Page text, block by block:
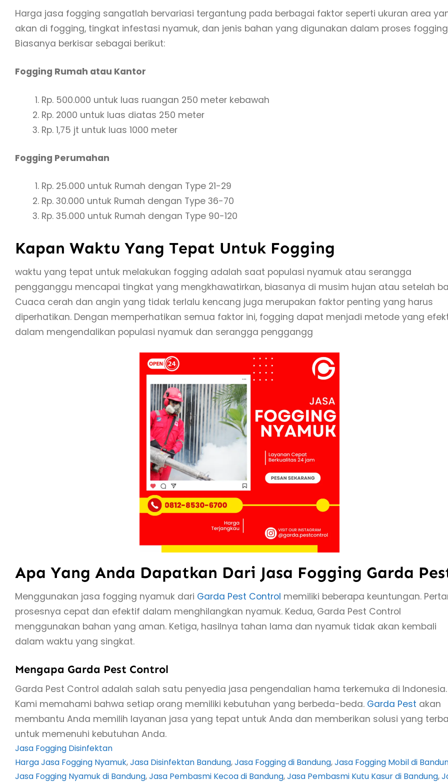
Harga jasa fogging sangatlah bervariasi tergantung pada berbagai faktor seperti ukuran area
akan di fogging, tingkat infestasi nyamuk, dan jenis bahan yang digunakan dalam proses
Biasanya berkisar sebagai berikut:
Fogging Rumah atau Kantor
Rp. 500.000 untuk luas ruangan 250 meter kebawah
Rp. 2000 untuk luas diatas 250 meter
Rp. 1,75 jt untuk luas 1000 meter
Fogging Perumahan
Rp. 25.000 untuk Rumah dengan Type 21-29
Rp. 30.000 untuk Rumah dengan Type 36-70
Rp. 35.000 untuk Rumah dengan Type 90-120
Kapan Waktu Yang Tepat Untuk Fogging
waktu yang tepat untuk melakukan fogging adalah saat populasi nyamuk atau serangga
pengganggu mencapai tingkat yang mengkhawatirkan, biasanya di musim hujan atau setelah
Cuaca cerah dan angin yang tidak terlalu kencang juga merupakan faktor penting yang harus
diperhatikan. Dengan memperhatikan semua faktor ini, fogging dapat menjadi metode yang
dalam mengendalikan populasi nyamuk dan serangga penggangg
Apa Yang Anda Dapatkan Dari Jasa Fogging Garda
Menggunakan jasa fogging nyamuk dari Garda Pest Control memiliki beberapa keuntungan.
prosesnya cepat dan efektif dalam menghilangkan nyamuk. Kedua, Garda Pest Control
menggunakan bahan yang aman. Ketiga, hasilnya tahan lama dan nyamuk tidak akan kembali
dalam waktu yang singkat.
Mengapa Garda Pest Control
Garda Pest Control adalah salah satu penyedia jasa pengendalian hama terkemuka di Indonesia.
Kami memahami bahwa setiap orang memiliki kebutuhan yang berbeda-beda. Garda Pest akan
membantu Anda memilih layanan jasa yang tepat untuk Anda dan memberikan solusi yang
untuk memenuhi kebutuhan Anda.
Jasa Fogging Disinfektan
Harga Jasa Fogging Nyamuk, Jasa Disinfektan Bandung, Jasa Fogging di Bandung, Jasa Fogging Mobil di
Jasa Fogging Nyamuk di Bandung, Jasa Pembasmi Kecoa di Bandung, Jasa Pembasmi Kutu Kasur di Bandung,